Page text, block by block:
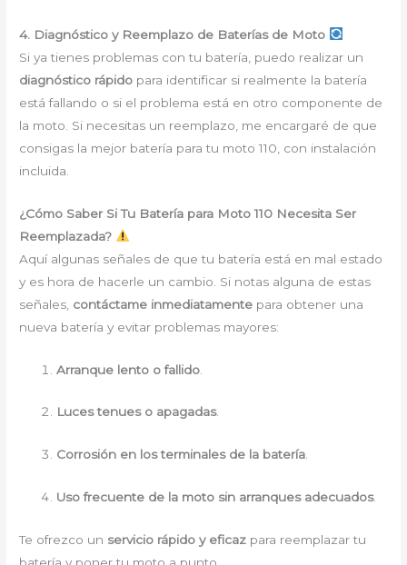
4. Diagnóstico y Reemplazo de Baterías de Moto
Si ya tienes problemas con tu batería, puedo realizar un
diagnóstico rápido para identificar si realmente la batería
está fallando o si el problema está en otro componente de
la moto. Si necesitas un reemplazo, me encargaré de que
consigas la mejor batería para tu moto 110, con instalación
incluida.
¿Cómo Saber Si Tu Batería para Moto 110 Necesita Ser
Reemplazada?
Aquí algunas señales de que tu batería está en mal estado
y es hora de hacerle un cambio. Si notas alguna de estas
señales, contáctame inmediatamente para obtener una
nueva batería y evitar problemas mayores:
Arranque lento o fallido
Luces tenues o apagadas.
Corrosión en los terminales de la batería.
Uso frecuente de la moto sin arranques adecuados.
Te ofrezco un servicio rápido y eficaz para reemplazar tu